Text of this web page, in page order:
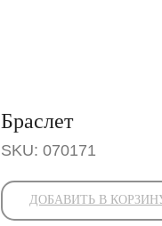
Браслет
SKU: 070171
ДОБАВИТЬ В